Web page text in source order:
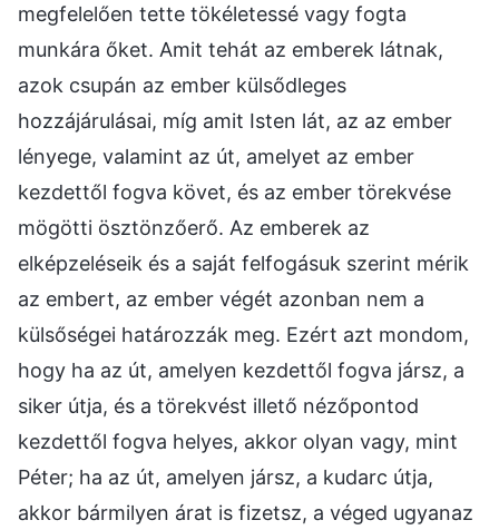
megfelelően tette tökéletessé vagy fogta
munkára őket. Amit tehát az emberek látnak,
azok csupán az ember külsődleges
hozzájárulásai, míg amit Isten lát, az az ember
lényege, valamint az út, amelyet az ember
kezdettől fogva követ, és az ember törekvése
mögötti ösztönzőerő. Az emberek az
elképzeléseik és a saját felfogásuk szerint mérik
az embert, az ember végét azonban nem a
külsőségei határozzák meg. Ezért azt mondom,
hogy ha az út, amelyen kezdettől fogva jársz, a
siker útja, és a törekvést illető nézőpontod
kezdettől fogva helyes, akkor olyan vagy, mint
Péter; ha az út, amelyen jársz, a kudarc útja,
akkor bármilyen árat is fizetsz, a véged ugyanaz